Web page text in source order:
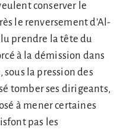
conserver le
le renversement d’Al-
prendre la tête du
à la démission dans
sous la pression des
tomber ses dirigeants,
à mener certaines
pas les